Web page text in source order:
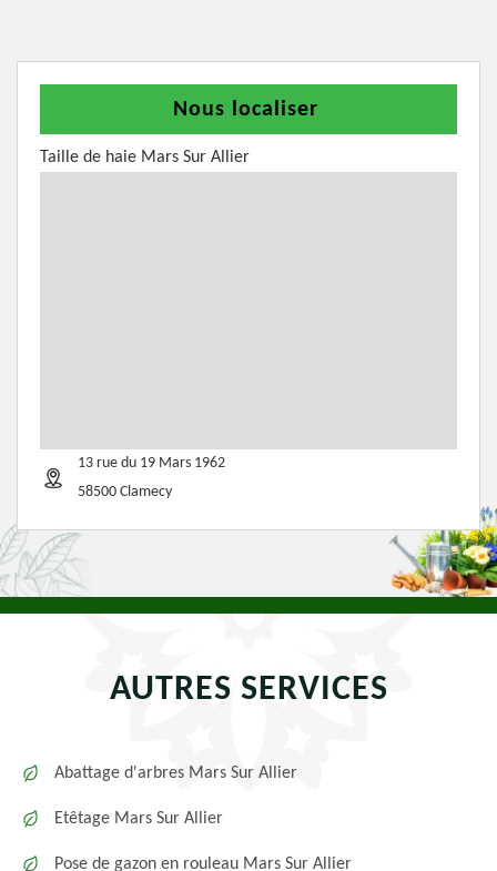
Nous localiser
Taille de haie Mars Sur Allier
13 rue du 19 Mars 1962
58500 Clamecy
AUTRES SERVICES
Abattage d'arbres Mars Sur Allier
Etêtage Mars Sur Allier
Pose de gazon en rouleau Mars Sur Allier